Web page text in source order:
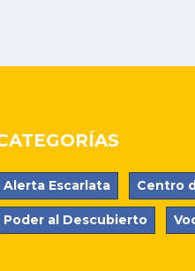
Alerta Escarlata Centro
Poder al Descubierto